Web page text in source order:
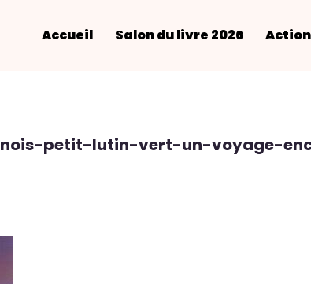
Accueil Salon du livre 2026
nois-petit-lutin-vert-un-voyage-